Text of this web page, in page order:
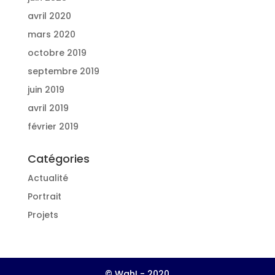
avril 2020
mars 2020
octobre 2019
septembre 2019
juin 2019
avril 2019
février 2019
Catégories
Actualité
Portrait
Projets